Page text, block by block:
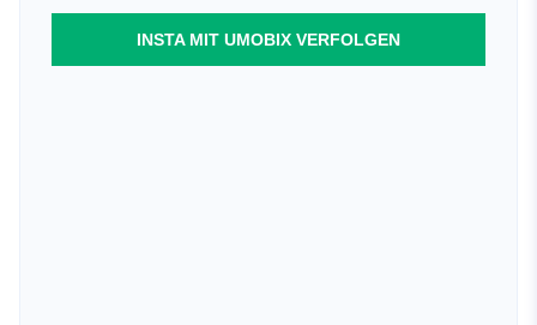
INSTA MIT UMOBIX VERFOLGEN